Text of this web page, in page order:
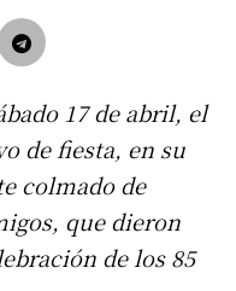
17 de abril, el
de fiesta, en su
colmado de
que dieron
de los 85